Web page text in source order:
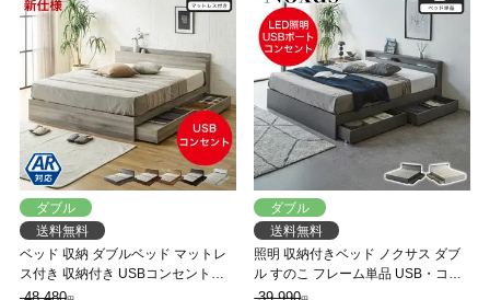
ダブル
送料無料
ベッド 収納 ダブルベッド マットレ
ス付き 収納付き USBコンセント付
き zesto ゼスト ダブル 高密度バリュ
ダブル
送料無料
照明 収納付きベッド ノクサス ダブ
ル すのこ フレーム単品 USB・コン
セント フレーム 照明 照明付き 【大